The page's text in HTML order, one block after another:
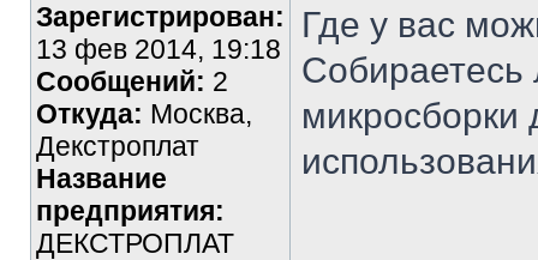
Зарегистрирован:
13 фев 2014, 19:18
Сообщений: 2
Откуда: Москва,
Декстроплат
Название
предприятия:
ДЕКСТРОПЛАТ
Где у вас
микросборки